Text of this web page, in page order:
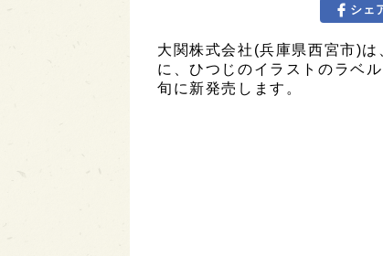
シェ
大関株式会社(兵庫県西宮市)は
に、ひつじのイラストのラベ
旬に新発売します。